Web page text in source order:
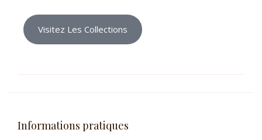
Visitez Les Collections
Informations pratiques